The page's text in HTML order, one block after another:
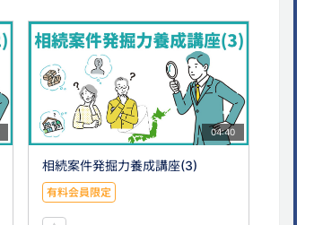
04:40
相続案件発掘力養成講座(3)
有料会員限定